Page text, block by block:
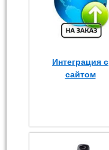
Интеграция с
сайтом